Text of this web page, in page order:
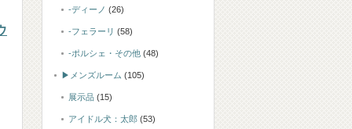
-ディーノ (26)
-フェラーリ (58)
-ポルシェ・その他 (48)
▶メンズルーム (105)
展示品 (15)
アイドル犬：太郎 (53)